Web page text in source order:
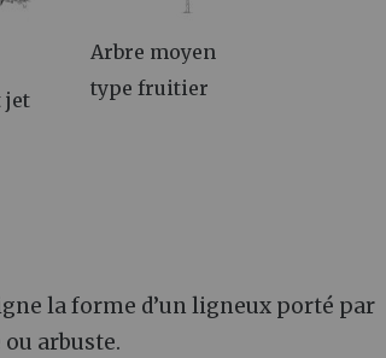
jet
Arbre moyen
type fruitier
la forme d’un ligneux porté par
arbuste.